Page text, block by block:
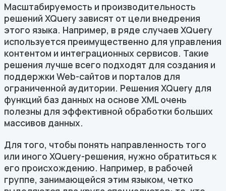
Масштабируемость и производительность
решений XQuery зависят от цели внедрения
этого языка. Например, в ряде случаев XQuery
используется преимущественно для управления
контентом и интеграционных сервисов. Такие
решения лучше всего подходят для создания и
поддержки Web-сайтов и порталов для
ограниченной аудитории. Решения XQuery для
функций баз данных на основе XML очень
полезны для эффективной обработки больших
массивов данных.
Для того, чтобы понять направленность того
или иного XQuery-решения, нужно обратиться к
его происхождению. Например, в рабочей
группе, занимающейся этим языком, четко